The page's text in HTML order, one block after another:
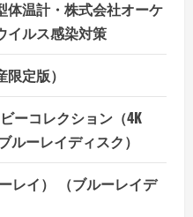
体温計・株式会社オーケ
イルス感染対策
定版）
ーコレクション（4K
ルーレイディスク）
レイ） （ブルーレイデ